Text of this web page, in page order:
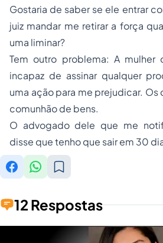
Gostaria de saber se ele entrar
juiz mandar me retirar a força
uma liminar?
Tem outro problema: A mulher
incapaz de assinar qualquer
uma ação para me prejudicar. Os
comunhão de bens.
O advogado dele que me
disse que tenho que sair em 30
12 Respostas